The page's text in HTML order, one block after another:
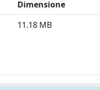
Dimensione
11.18 MB